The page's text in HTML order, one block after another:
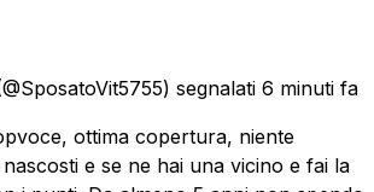
segnalati 6 minuti fa
ottima copertura, niente
e se ne hai una vicino e fai la